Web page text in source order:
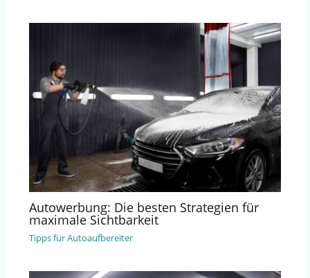
Autowerbung: Die besten Strategien für
maximale Sichtbarkeit
Tipps für Autoaufbereiter